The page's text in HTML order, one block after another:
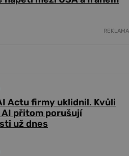
REKLAMA
Actu firmy uklidnil. Kvůli
AI přitom porušují
už dnes